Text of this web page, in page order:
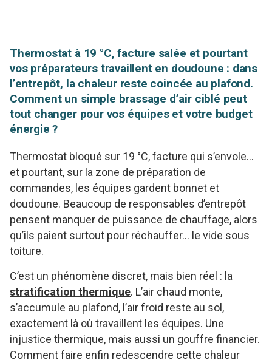
Thermostat à 19 °C, facture salée et pourtant
vos préparateurs travaillent en doudoune : dans
l’entrepôt, la chaleur reste coincée au plafond.
Comment un simple brassage d’air ciblé peut
tout changer pour vos équipes et votre budget
énergie ?
Thermostat bloqué sur 19 °C, facture qui s’envole…
et pourtant, sur la zone de préparation de
commandes, les équipes gardent bonnet et
doudoune. Beaucoup de responsables d’entrepôt
pensent manquer de puissance de chauffage, alors
qu’ils paient surtout pour réchauffer… le vide sous
toiture.
C’est un phénomène discret, mais bien réel : la
stratification thermique. L’air chaud monte,
s’accumule au plafond, l’air froid reste au sol,
exactement là où travaillent les équipes. Une
injustice thermique, mais aussi un gouffre financier.
Comment faire enfin redescendre cette chaleur